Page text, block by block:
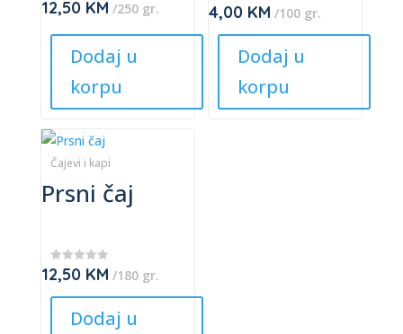
★
12,50 KM /250 gr.
may
be
chosen
the
product
page
Dodaj u
korpu
★
★
4,00 KM /100 gr.
may
be
chosen
the
Dodaj u
korpu
Čajevi i kapi
Prsni čaj
★
★
12,50 KM /180 gr.
This
product
has
The
options
may
Dodaj u